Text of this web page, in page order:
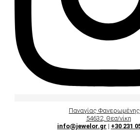
Παναγίας
54632, Θεσ/νίκη
info@jewelor.gr | +30 231